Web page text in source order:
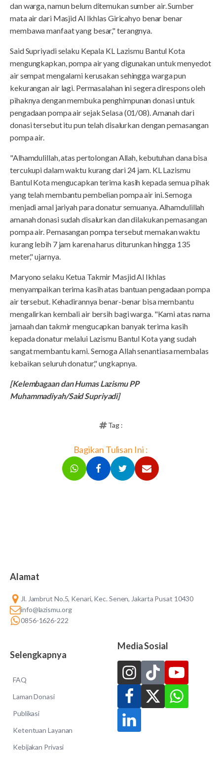
dan warga, namun belum ditemukan sumber air. Sumber
mata air dari Masjid Al Ikhlas Giricahyo benar benar
membawa manfaat yang besar," terangnya.
Said Supriyadi selaku Kepala KL Lazismu Bantul Kota
mengungkapkan, pompa air yang digunakan untuk menyedot
air sempat mengalami kerusakan sehingga warga pun
kekurangan air lagi. Permasalahan ini segera direspons oleh
pihaknya dengan membuka penghimpunan donasi untuk
pengadaan pompa air sejak Selasa (01/08). Amanah dari
donasi tersebut itu pun telah disalurkan dengan pemasangan
pompa air.
"Alhamdulillah, atas pertolongan Allah, kebutuhan dana bisa
tercukupi dalam waktu kurang dari 24 jam. KL Lazismu
Bantul Kota mengucapkan terima kasih kepada semua pihak
yang telah membantu pembelian pompa air ini. Semoga
menjadi amal jariyah para donatur semuanya. Alhamdulillah
amanah donasi sudah disalurkan dan dilakukan pemasangan
pompa air. Pemasangan pompa tersebut memakan waktu
kurang lebih 7 jam karena harus diturunkan hingga 135
meter," ujarnya.
Maryono selaku Ketua Takmir Masjid Al Ikhlas
menyampaikan terima kasih atas bantuan pengadaan pompa
air tersebut. Kehadirannya benar-benar bisa membantu
mengalirkan kembali air bersih bagi warga. "Kami atas nama
jamaah dan takmir mengucapkan banyak terima kasih
kepada donatur melalui Lazismu Bantul Kota yang sudah
sangat membantu kami. Semoga Allah senantiasa membalas
kebaikan seluruh donatur," ungkapnya.
[Kelembagaan dan Humas Lazismu PP
Muhammadiyah/Said Supriyadi]
Tag :
Bagikan Tulisan Ini :
Alamat
Jl. Jambrut No.5, Kenari, Kec. Senen, Jakarta Pusat 10430
info@lazismu.org
0856-1626-222
Selengkapnya
FAQ
Laman Donasi
Publikasi
Ketentuan Layanan
Kebijakan Privasi
Media Sosial